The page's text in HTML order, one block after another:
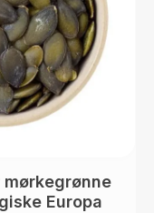
Europa